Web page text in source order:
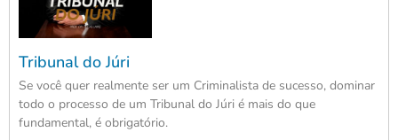
Tribunal do Júri
Se você quer realmente ser um Criminalista de sucesso, dominar
todo o processo de um Tribunal do Júri é mais do que
fundamental, é obrigatório.